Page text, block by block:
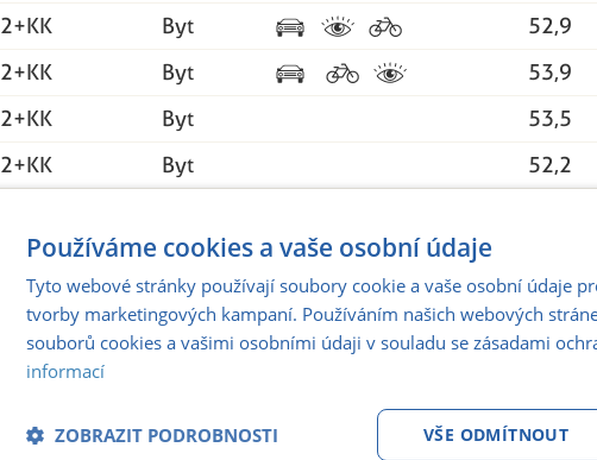
2+KK Byt 52,9
2+KK Byt 53,9
2+KK Byt 53,5
2+KK Byt 52,2
1+KK Byt 32,8
2+KK Byt 46,7
2+KK Byt 56,4
Používáme cookies a vaše osobní údaje
Tyto webové stránky používají soubory cookie a vaše osobní údaje
tvorby marketingových kampaní. Používáním našich webových
souborů cookies a vašimi osobními údaji v souladu se zásadami
informací
VŠE ODMÍTNOUT
ZOBRAZIT PODROBNOSTI